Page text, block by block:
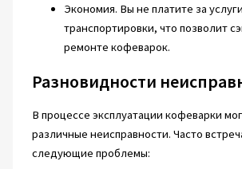
Экономия. Вы не платите за услуги
транспортировки, что позволит
ремонте кофеварок.
Разновидности
В процессе эксплуатации кофеварки
различные неисправности. Часто
следующие проблемы: